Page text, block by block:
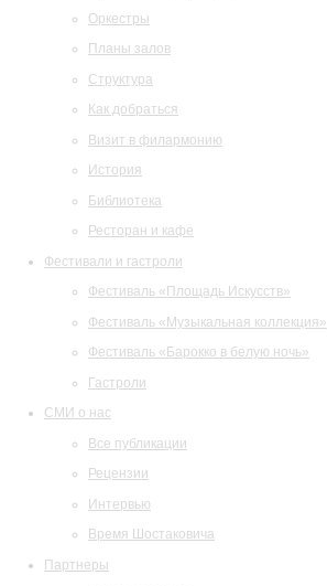
Оркестры
Планы залов
Структура
Как добраться
Визит в филармонию
История
Библиотека
Ресторан и кафе
Фестивали и гастроли
Фестиваль «Площадь Искусств»
Фестиваль «Музыкальная коллекция»
Фестиваль «Барокко в белую ночь»
Гастроли
СМИ о нас
Все публикации
Рецензии
Интервью
Время Шостаковича
Партнеры